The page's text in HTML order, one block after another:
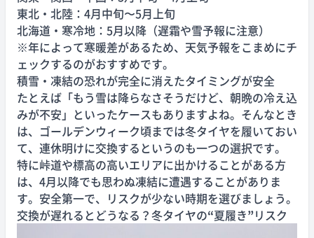
東北・北陸：4月中旬〜5月上旬
北海道・寒冷地：5月以降（遅霜や雪予報に注意）
※年によって寒暖差があるため、天気予報をこまめにチ
ェックするのがおすすめです。
積雪・凍結の恐れが完全に消えたタイミングが安全
たとえば「もう雪は降らなさそうだけど、朝晩の冷え込
みが不安」といったケースもありますよね。そんなとき
は、ゴールデンウィーク頃までは冬タイヤを履いておい
て、連休明けに交換するというのも一つの選択です。
特に峠道や標高の高いエリアに出かけることがある方
は、4月以降でも思わぬ凍結に遭遇することがありま
す。安全第一で、リスクが少ない時期を選びましょう。
交換が遅れるとどうなる？冬タイヤの“夏履き”リスク